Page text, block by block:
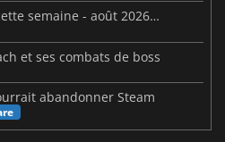
Sorties de jeux vidéo de cette semaine - août 2026 (semaine 32)
et ses combats de boss
abandonner Steam